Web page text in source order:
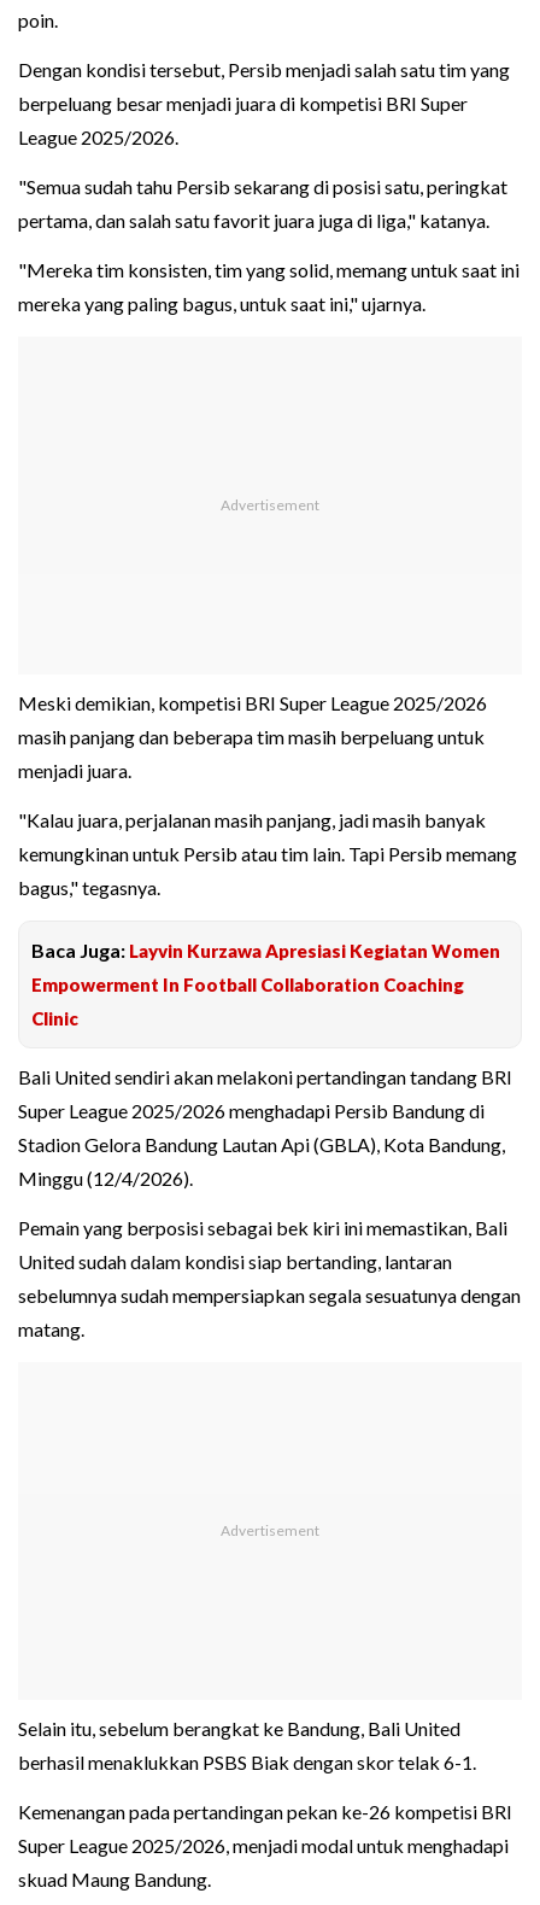
poin.
Dengan kondisi tersebut, Persib menjadi salah satu tim yang
berpeluang besar menjadi juara di kompetisi BRI Super
League 2025/2026.
"Semua sudah tahu Persib sekarang di posisi satu, peringkat
pertama, dan salah satu favorit juara juga di liga," katanya.
"Mereka tim konsisten, tim yang solid, memang untuk saat ini
mereka yang paling bagus, untuk saat ini," ujarnya.
Meski demikian, kompetisi BRI Super League 2025/2026
masih panjang dan beberapa tim masih berpeluang untuk
menjadi juara.
"Kalau juara, perjalanan masih panjang, jadi masih banyak
kemungkinan untuk Persib atau tim lain. Tapi Persib memang
bagus," tegasnya.
Baca Juga: Layvin Kurzawa Apresiasi Kegiatan Women
Empowerment In Football Collaboration Coaching
Clinic
Bali United sendiri akan melakoni pertandingan tandang BRI
Super League 2025/2026 menghadapi Persib Bandung di
Stadion Gelora Bandung Lautan Api (GBLA), Kota Bandung,
Minggu (12/4/2026).
Pemain yang berposisi sebagai bek kiri ini memastikan, Bali
United sudah dalam kondisi siap bertanding, lantaran
sebelumnya sudah mempersiapkan segala sesuatunya dengan
matang.
Selain itu, sebelum berangkat ke Bandung, Bali United
berhasil menaklukkan PSBS Biak dengan skor telak 6-1.
Kemenangan pada pertandingan pekan ke-26 kompetisi BRI
Super League 2025/2026, menjadi modal untuk menghadapi
skuad Maung Bandung.